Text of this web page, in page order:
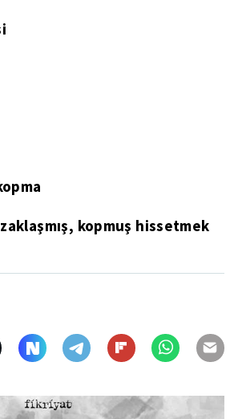
kopmuş hissetmek